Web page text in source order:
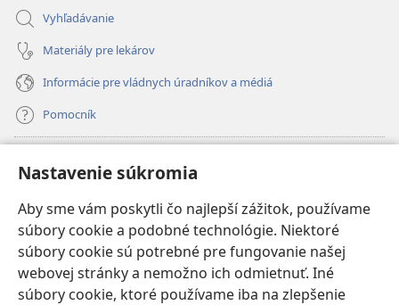
Nastavenie súkromia
Aby sme vám poskytli čo najlepší zážitok, používame
súbory cookie a podobné technológie. Niektoré
súbory cookie sú potrebné pre fungovanie našej
webovej stránky a nemožno ich odmietnuť. Iné
súbory cookie, ktoré používame iba na zlepšenie
Vyhľadávanie
Materiály pre lekárov
Informácie pre vládnych úradníkov a médiá
Pomocník
(otvorí
nové
okno)
INTERNETOVÁ KNIŽNICA Strážnej veže
(otvorí
nové
okno)JW Hub ®
(otvorí
nové
okno)JW Library